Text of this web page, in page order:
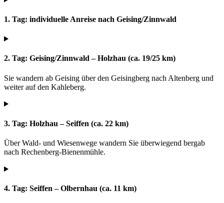
1. Tag: individuelle Anreise nach Geising/Zinnwald
2. Tag: Geising/Zinnwald – Holzhau (ca. 19/25 km)
Sie wandern ab Geising über den Geisingberg nach Altenberg und
weiter auf den Kahleberg.
3. Tag: Holzhau – Seiffen (ca. 22 km)
Über Wald- und Wiesenwege wandern Sie überwiegend bergab
nach Rechenberg-Bienenmühle.
4. Tag: Seiffen – Olbernhau (ca. 11 km)